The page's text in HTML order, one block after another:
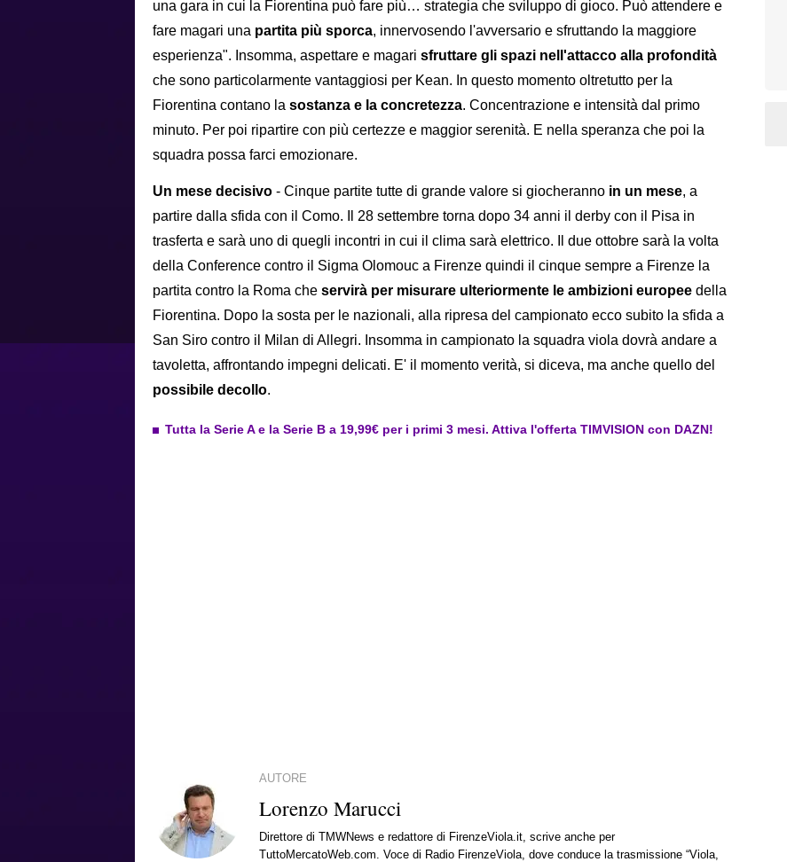
una gara in cui la Fiorentina può fare più… strategia che sviluppo di gioco. Può attendere e
fare magari una partita più sporca, innervosendo l'avversario e sfruttando la maggiore
esperienza". Insomma, aspettare e magari sfruttare gli spazi nell'attacco alla profondità
che sono particolarmente vantaggiosi per Kean. In questo momento oltretutto per la
Fiorentina contano la sostanza e la concretezza. Concentrazione e intensità dal primo
minuto. Per poi ripartire con più certezze e maggior serenità. E nella speranza che poi la
squadra possa farci emozionare.
Un mese decisivo - Cinque partite tutte di grande valore si giocheranno in un mese, a
partire dalla sfida con il Como. Il 28 settembre torna dopo 34 anni il derby con il Pisa in
trasferta e sarà uno di quegli incontri in cui il clima sarà elettrico. Il due ottobre sarà la volta
della Conference contro il Sigma Olomouc a Firenze quindi il cinque sempre a Firenze la
partita contro la Roma che servirà per misurare ulteriormente le ambizioni europee della
Fiorentina. Dopo la sosta per le nazionali, alla ripresa del campionato ecco subito la sfida a
San Siro contro il Milan di Allegri. Insomma in campionato la squadra viola dovrà andare a
tavoletta, affrontando impegni delicati. E' il momento verità, si diceva, ma anche quello del
possibile decollo.
Tutta la Serie A e la Serie B a 19,99€ per i primi 3 mesi. Attiva l'offerta TIMVISION con DAZN!
AUTORE
Lorenzo Marucci
Direttore di TMWNews e redattore di FirenzeViola.it, scrive anche per
TuttoMercatoWeb.com. Voce di Radio FirenzeViola, dove conduce la trasmissione “Viola,